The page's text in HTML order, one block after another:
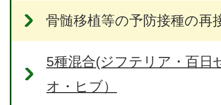
骨髄移植等の予防接種の再
5種混合(ジフテリア・百日
オ・ヒブ）